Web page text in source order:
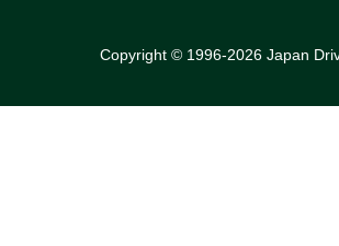
Copyright © 1996-2026 Japan